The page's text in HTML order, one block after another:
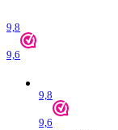
9,8
9,6
9,8
9,6